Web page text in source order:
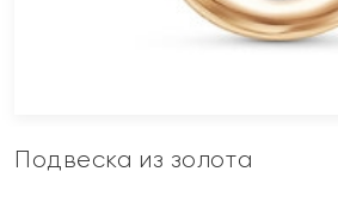
Подвеска из золота